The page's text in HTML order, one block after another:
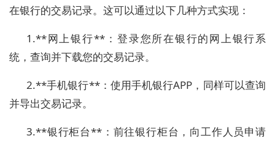
在银行的交易记录。这可以通过以下几种方式实现：
1.**网上银行**：登录您所在银行的网上银行系
统，查询并下载您的交易记录。
2.**手机银行**：使用手机银行APP，同样可以查询
并导出交易记录。
3.**银行柜台**：前往银行柜台，向工作人员申请